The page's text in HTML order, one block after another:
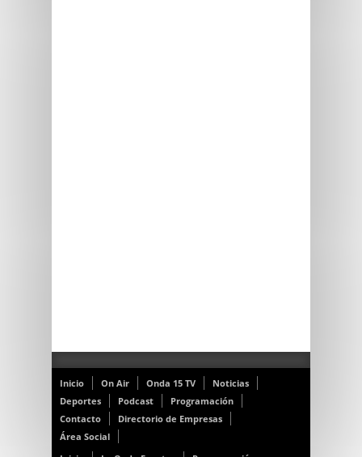
Inicio On Air Onda 15 TV
Noticias
Deportes
Podcast
Programación
Contacto
Directorio de Empresas
Área Social